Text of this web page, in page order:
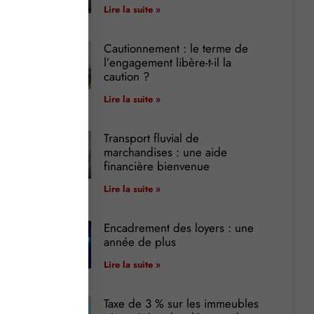
Lire la suite »
Cautionnement : le terme de
l’engagement libère-t-il la
caution ?
Lire la suite »
Transport fluvial de
marchandises : une aide
financière bienvenue
Lire la suite »
Encadrement des loyers : une
année de plus
Lire la suite »
Taxe de 3 % sur les immeubles